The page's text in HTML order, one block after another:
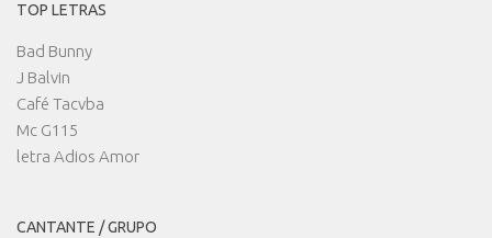
TOP LETRAS
Bad Bunny
J Balvin
Café Tacvba
Mc G115
letra Adios Amor
CANTANTE / GRUPO